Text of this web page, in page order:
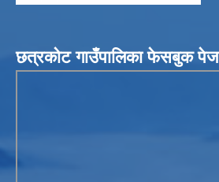
छत्रकोट गाउँपालिका फेसबुक पेज